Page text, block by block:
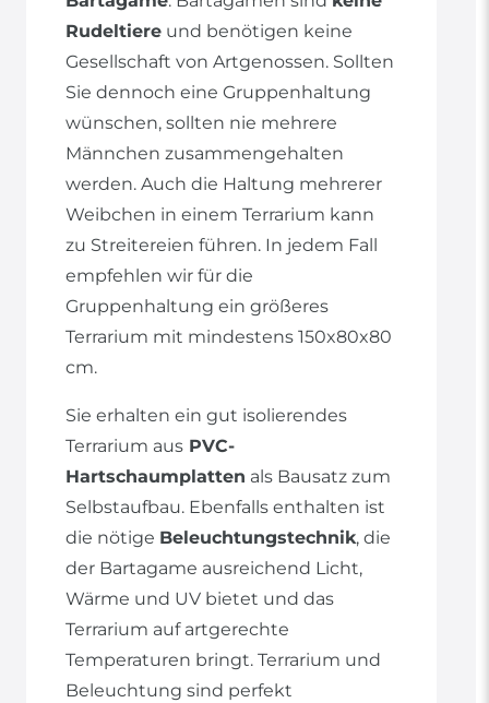
Rudeltiere und benötigen keine
Gesellschaft von Artgenossen. Sollten
Sie dennoch eine Gruppenhaltung
wünschen, sollten nie mehrere
Männchen zusammengehalten
werden. Auch die Haltung mehrerer
Weibchen in einem Terrarium kann
zu Streitereien führen. In jedem Fall
empfehlen wir für die
Gruppenhaltung ein größeres
Terrarium mit mindestens 150x80x80
cm.
Sie erhalten ein gut isolierendes
Terrarium aus PVC-
Hartschaumplatten als Bausatz zum
Selbstaufbau. Ebenfalls enthalten ist
die nötige Beleuchtungstechnik, die
der Bartagame ausreichend Licht,
Wärme und UV bietet und das
Terrarium auf artgerechte
Temperaturen bringt. Terrarium und
Beleuchtung sind perfekt